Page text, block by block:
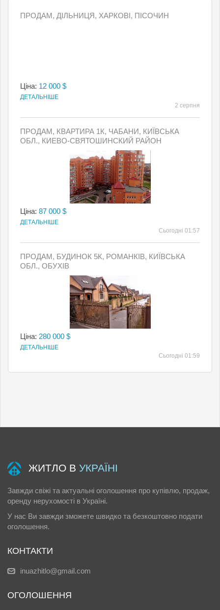
ПРОДАМ, ДІЛЬНИЦЯ, ХАРКОВІ, ПІСОЧИН
Ціна: 12 000 $
ДЕТАЛЬНІШЕ
2 серпня
ПРОДАМ, КВАРТИРА 1К, ЧАБАНИ, КИЇВСЬКА
ОБЛ., КИЕВО-СВЯТОШИНСКИЙ РАЙОН
Ціна: 87 000 $
ДЕТАЛЬНІШЕ
Сьогодні 01:57
ПРОДАМ, БУДИНОК 5К, РОМАНКІВ, КИЇВСЬКА
ОБЛ., ОБУХІВ
Ціна: 280 000 $
ДЕТАЛЬНІШЕ
Сьогодні 01:59
ЖИТЛО В УКРАЇНІ
Завжди свіжі та актуальні оголошення про купівлю, продаж,
оренду нерухомості в Україні.
У нас Ви завжди зможете швидко та безкоштовно подати
оголошення.
КОНТАКТИ
inuazhitlo@gmail.com
ОГОЛОШЕННЯ